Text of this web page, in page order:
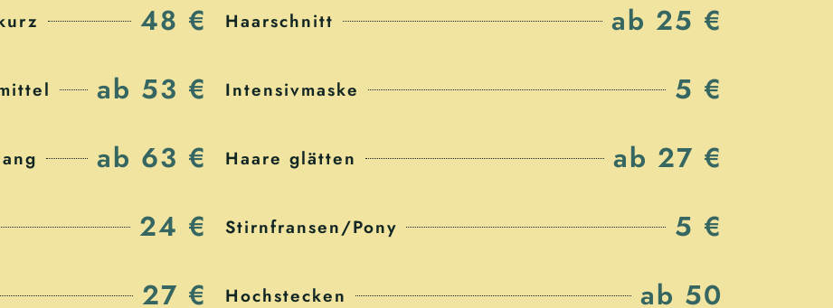
48 €
ab 53 €
ab 63 €
24 €
27 €
Haarschnitt ab 25 €
Intensivmaske 5 €
Haare glätten ab 27 €
Stirnfransen/Pony 5 €
Hochstecken ab 50